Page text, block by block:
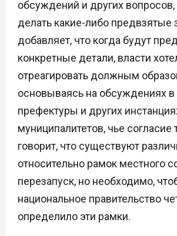
обсуждений и других
делать какие-либо предвзятые
добавляет, что когда будут
конкретные детали, власти
отреагировать должным
основываясь на обсуждениях
префектуры и других
муниципалитетов, чье согласие
говорит, что существуют
относительно рамок местного
перезапуск, но необходимо,
национальное правительство
определило эти рамки.